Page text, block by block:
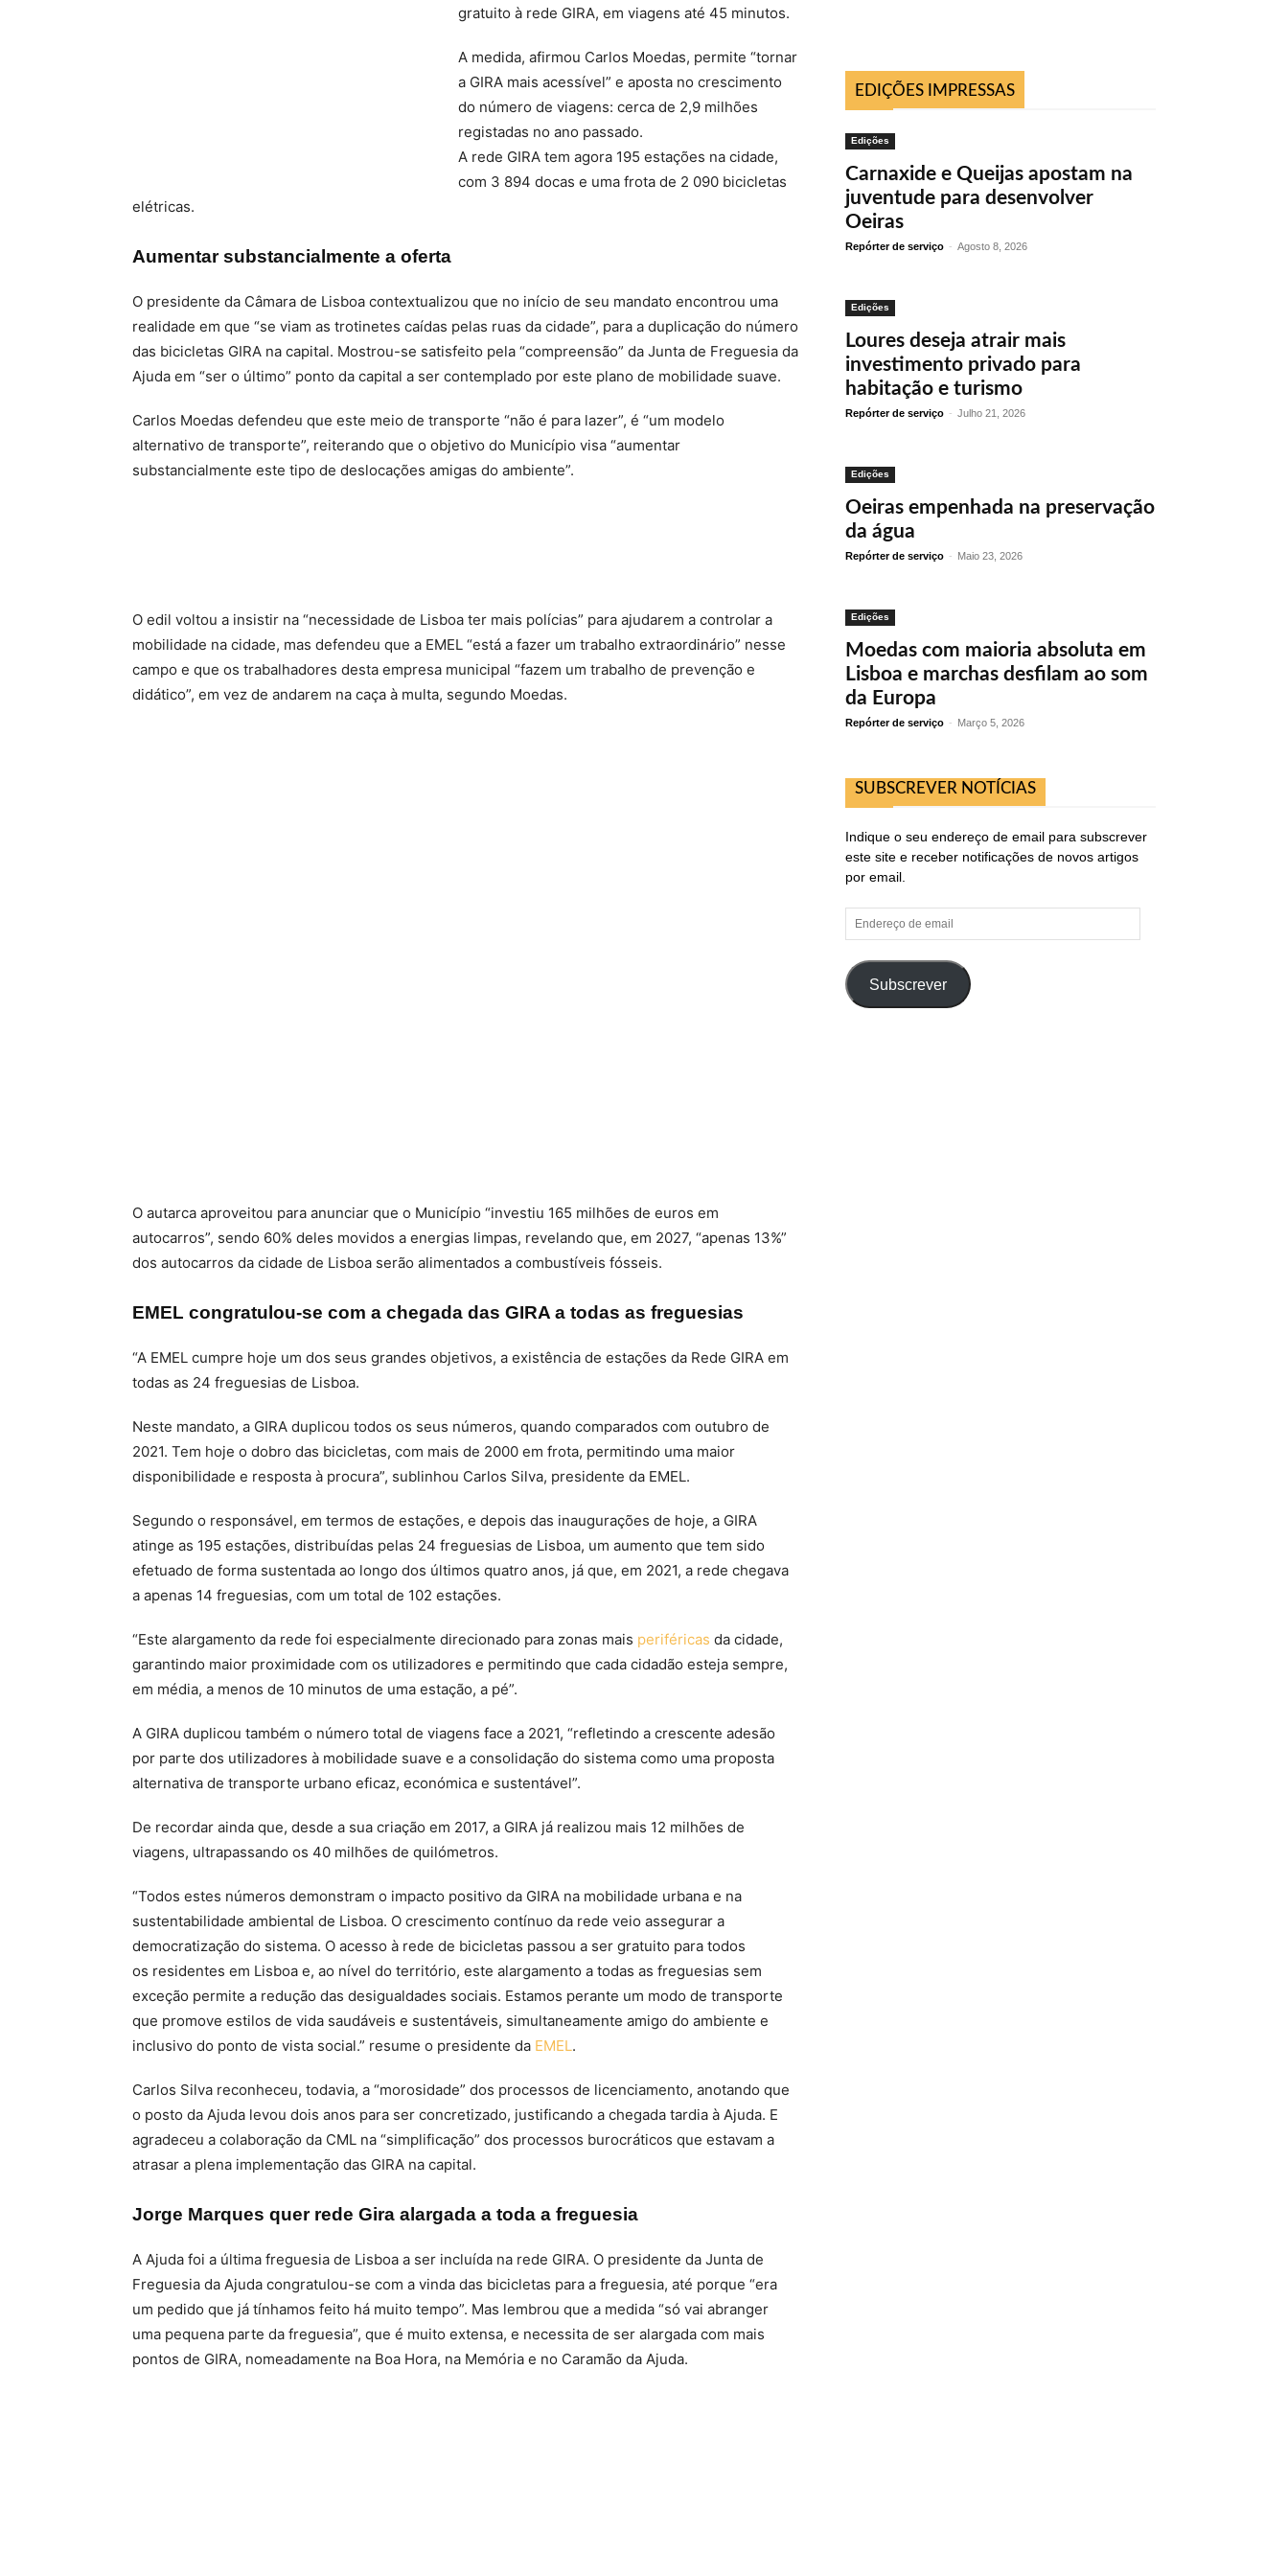
gratuito à rede GIRA, em viagens até 45 minutos.
A medida, afirmou Carlos Moedas, permite “tornar
a GIRA mais acessível” e aposta no crescimento
do número de viagens: cerca de 2,9 milhões
registadas no ano passado.
A rede GIRA tem agora 195 estações na cidade,
com 3 894 docas e uma frota de 2 090 bicicletas
elétricas.
Aumentar substancialmente a oferta
O presidente da Câmara de Lisboa contextualizou que no início de seu mandato encontrou uma
realidade em que “se viam as trotinetes caídas pelas ruas da cidade”, para a duplicação do número
das bicicletas GIRA na capital. Mostrou-se satisfeito pela “compreensão” da Junta de Freguesia da
Ajuda em “ser o último” ponto da capital a ser contemplado por este plano de mobilidade suave.
Carlos Moedas defendeu que este meio de transporte “não é para lazer”, é “um modelo
alternativo de transporte”, reiterando que o objetivo do Município visa “aumentar
substancialmente este tipo de deslocações amigas do ambiente”.
O edil voltou a insistir na “necessidade de Lisboa ter mais polícias” para ajudarem a controlar a
mobilidade na cidade, mas defendeu que a EMEL “está a fazer um trabalho extraordinário” nesse
campo e que os trabalhadores desta empresa municipal “fazem um trabalho de prevenção e
didático”, em vez de andarem na caça à multa, segundo Moedas.
O autarca aproveitou para anunciar que o Município “investiu 165 milhões de euros em
autocarros”, sendo 60% deles movidos a energias limpas, revelando que, em 2027, “apenas 13%”
dos autocarros da cidade de Lisboa serão alimentados a combustíveis fósseis.
EMEL congratulou-se com a chegada das GIRA a todas as freguesias
“A EMEL cumpre hoje um dos seus grandes objetivos, a existência de estações da Rede GIRA em
todas as 24 freguesias de Lisboa.
Neste mandato, a GIRA duplicou todos os seus números, quando comparados com outubro de
2021. Tem hoje o dobro das bicicletas, com mais de 2000 em frota, permitindo uma maior
disponibilidade e resposta à procura”, sublinhou Carlos Silva, presidente da EMEL.
Segundo o responsável, em termos de estações, e depois das inaugurações de hoje, a GIRA
atinge as 195 estações, distribuídas pelas 24 freguesias de Lisboa, um aumento que tem sido
efetuado de forma sustentada ao longo dos últimos quatro anos, já que, em 2021, a rede chegava
a apenas 14 freguesias, com um total de 102 estações.
“Este alargamento da rede foi especialmente direcionado para zonas mais periféricas da cidade,
garantindo maior proximidade com os utilizadores e permitindo que cada cidadão esteja sempre,
em média, a menos de 10 minutos de uma estação, a pé”.
A GIRA duplicou também o número total de viagens face a 2021, “refletindo a crescente adesão
por parte dos utilizadores à mobilidade suave e a consolidação do sistema como uma proposta
alternativa de transporte urbano eficaz, económica e sustentável”.
De recordar ainda que, desde a sua criação em 2017, a GIRA já realizou mais 12 milhões de
viagens, ultrapassando os 40 milhões de quilómetros.
“Todos estes números demonstram o impacto positivo da GIRA na mobilidade urbana e na
sustentabilidade ambiental de Lisboa. O crescimento contínuo da rede veio assegurar a
democratização do sistema. O acesso à rede de bicicletas passou a ser gratuito para todos
os residentes em Lisboa e, ao nível do território, este alargamento a todas as freguesias sem
exceção permite a redução das desigualdades sociais. Estamos perante um modo de transporte
que promove estilos de vida saudáveis e sustentáveis, simultaneamente amigo do ambiente e
inclusivo do ponto de vista social.” resume o presidente da EMEL.
Carlos Silva reconheceu, todavia, a “morosidade” dos processos de licenciamento, anotando que
o posto da Ajuda levou dois anos para ser concretizado, justificando a chegada tardia à Ajuda. E
agradeceu a colaboração da CML na “simplificação” dos processos burocráticos que estavam a
atrasar a plena implementação das GIRA na capital.
Jorge Marques quer rede Gira alargada a toda a freguesia
A Ajuda foi a última freguesia de Lisboa a ser incluída na rede GIRA. O presidente da Junta de
Freguesia da Ajuda congratulou-se com a vinda das bicicletas para a freguesia, até porque “era
um pedido que já tínhamos feito há muito tempo”. Mas lembrou que a medida “só vai abranger
uma pequena parte da freguesia”, que é muito extensa, e necessita de ser alargada com mais
pontos de GIRA, nomeadamente na Boa Hora, na Memória e no Caramão da Ajuda.
EDIÇÕES IMPRESSAS
Edições
Carnaxide e Queijas apostam na
juventude para desenvolver
Oeiras
Repórter de serviço - Agosto 8, 2026
Edições
Loures deseja atrair mais
investimento privado para
habitação e turismo
Repórter de serviço - Julho 21, 2026
Edições
Oeiras empenhada na preservação
da água
Repórter de serviço - Maio 23, 2026
Edições
Moedas com maioria absoluta em
Lisboa e marchas desfilam ao som
da Europa
Repórter de serviço - Março 5, 2026
SUBSCREVER NOTÍCIAS
Indique o seu endereço de email para subscrever
este site e receber notificações de novos artigos
por email.
Endereço
de
Subscrever